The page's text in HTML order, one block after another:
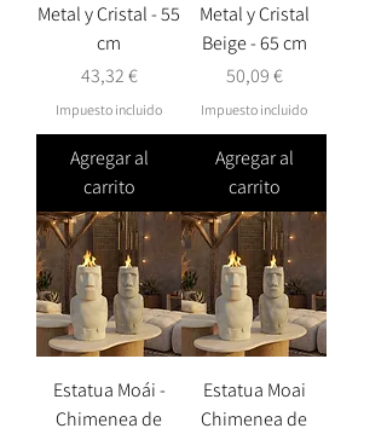
Metal y Cristal - 55
cm
Precio
43,32 €
Impuesto incluido
Agregar al
carrito
Metal y Cristal
Beige - 65 cm
Precio
50,09 €
Impuesto incluido
Agregar al
carrito
Estatua Moái -
Chimenea de
Estatua Moai
Chimenea de